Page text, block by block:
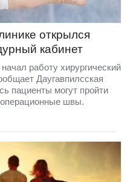
открылся
кабинет
работу хирургический
Даугавпилсская
пациенты могут пройти
швы.